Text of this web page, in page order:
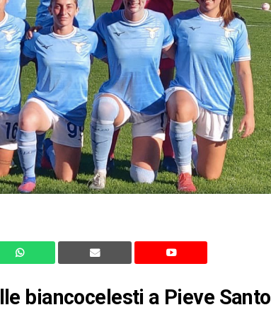
biancocelesti a Pieve Santo